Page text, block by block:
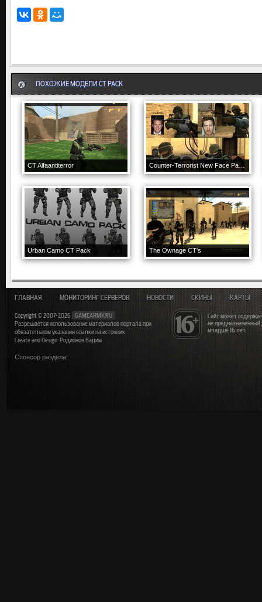
ПОХОЖИЕ МОДЕЛИ CT PACK
CT Alfaantiterror
Urban Camo CT Pack The Ownage CT's
Сайт может
не
младше 16 лет
ГЛАВНАЯ МОНИТОРИНГ СЕРВЕРОВ НОВОСТИ СКИНЫ КАРТЫ
Copyright © 2007-2026
GAMEARMY.RU
Разрешается использование материалов портала при
обязательном указании ссылки на источник
Create and Design: Родионов Вадим
Спонсор раздела: